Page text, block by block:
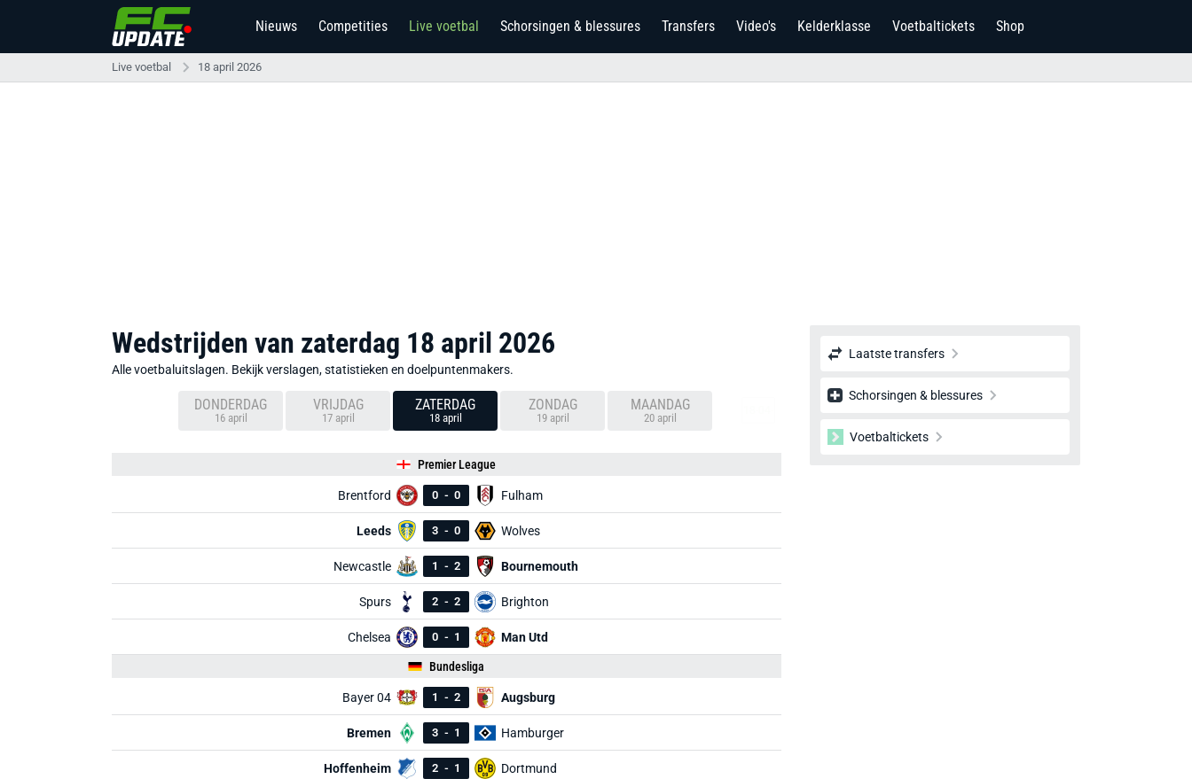
Nieuws Competities Live voetbal Schorsingen & blessures Transfers Video's Kelderklasse Voetbaltickets Shop
Live voetbal 18 april 2026
Wedstrijden van zaterdag 18 april 2026
Alle voetbaluitslagen. Bekijk verslagen, statistieken en doelpuntenmakers.
DONDERDAG
16 april
VRIJDAG
17 april
ZATERDAG
18 april
ZONDAG
19 april
MAANDAG
20 april
Premier League
Brentford 0 - 0 Fulham
Leeds 3 - 0 Wolves
Newcastle 1 - 2 Bournemouth
Spurs 2 - 2 Brighton
Chelsea 0 - 1 Man Utd
Bundesliga
Bayer 04 1 - 2 Augsburg
Bremen 3 - 1 Hamburger
Hoffenheim 2 - 1 Dortmund
Laatste transfers
Schorsingen & blessures
Voetbaltickets